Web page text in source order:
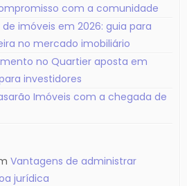
com a comunidade
imóveis em 2026: guia para
no mercado imobiliário
no Quartier aposta em
investidores
Imóveis com a chegada de
Vantagens de administrar
jurídica